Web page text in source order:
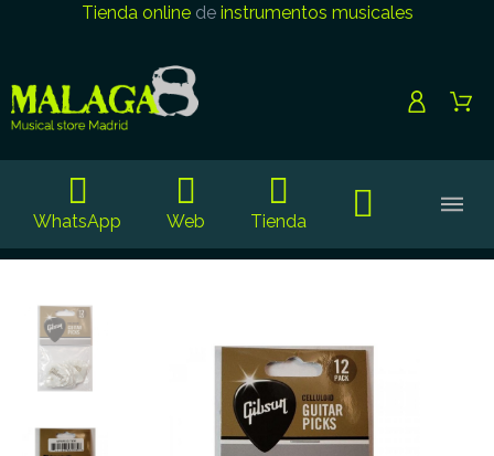
Tienda onlinede instrumentos musicales
WhatsApp Web Tienda